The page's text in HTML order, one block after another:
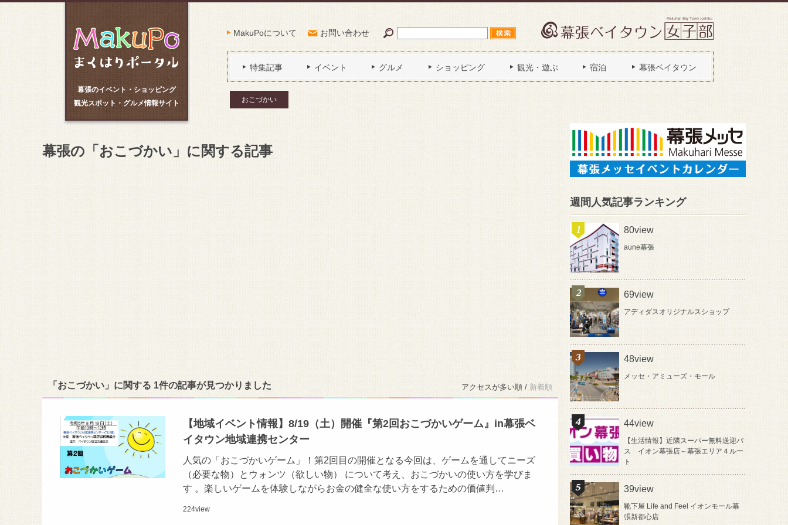
幕張のイベント・ショッピング
観光スポット・グルメ情報サイト
MakuPoについて お問い合わせ
特集記事 イベント グルメ ショッピング 観光・遊ぶ 宿泊 幕張ベイタウン
おこづかい
幕張の「おこづかい」に関する記事
「おこづかい」に関する 1件の記事が見つかりました アクセスが多い順 / 新着順
【地域イベント情報】8/19（土）開催『第2回おこづかいゲーム』in幕張ベ
イタウン地域連携センター
人気の「おこづかいゲーム」！第2回目の開催となる今回は、ゲームを通してニーズ
（必要な物）とウォンツ（欲しい物） について考え、おこづかいの使い方を学びま
す 。楽しいゲームを体験しながらお金の健全な使い方をするための価値判…
224view
週間人気記事ランキング
80view
aune幕張
69view
アディダスオリジナルスショップ
48view
メッセ・アミューズ・モール
44view
【生活情報】近隣スーパー無料送迎バ
ス イオン幕張店～幕張エリア４ルー
ト
39view
靴下屋 Life and Feel イオンモール幕
張新都心店